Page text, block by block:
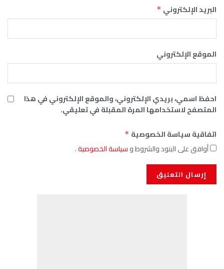
البريد الإلكتروني *
الموقع الإلكتروني
احفظ اسمي، بريدي الإلكتروني، والموقع الإلكتروني في هذا
المتصفح لاستخدامها المرة المقبلة في تعليقي.
اتفاقية سياسة الخصوصية *
أوافق على البنود والشروط وسياسة الخصوصية.